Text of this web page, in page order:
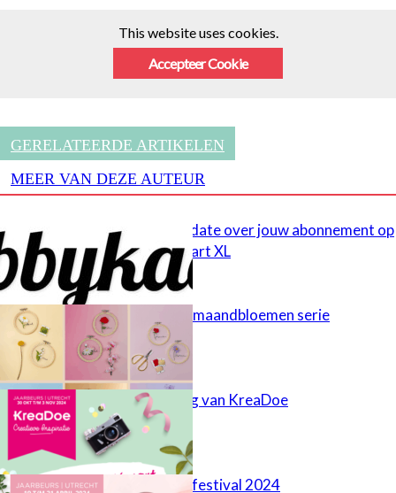
This website uses cookies.
Accepteer Cookie
GERELATEERDE ARTIKELEN
MEER VAN DEZE AUTEUR
Belangrijke update over jouw abonnement op
Mijn HobbyKaart XL
HobbyHandig maandbloemen serie
35e verjaardag van KreaDoe
Kreadoe lentefestival 2024